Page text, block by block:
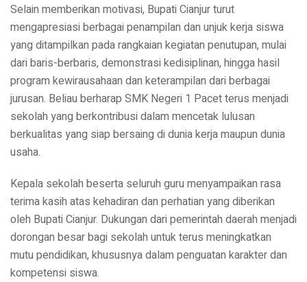
Selain memberikan motivasi, Bupati Cianjur turut
mengapresiasi berbagai penampilan dan unjuk kerja siswa
yang ditampilkan pada rangkaian kegiatan penutupan, mulai
dari baris-berbaris, demonstrasi kedisiplinan, hingga hasil
program kewirausahaan dan keterampilan dari berbagai
jurusan. Beliau berharap SMK Negeri 1 Pacet terus menjadi
sekolah yang berkontribusi dalam mencetak lulusan
berkualitas yang siap bersaing di dunia kerja maupun dunia
usaha.
Kepala sekolah beserta seluruh guru menyampaikan rasa
terima kasih atas kehadiran dan perhatian yang diberikan
oleh Bupati Cianjur. Dukungan dari pemerintah daerah menjadi
dorongan besar bagi sekolah untuk terus meningkatkan
mutu pendidikan, khususnya dalam penguatan karakter dan
kompetensi siswa.